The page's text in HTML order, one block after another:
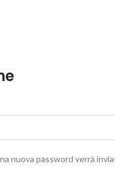
nuova password verrà